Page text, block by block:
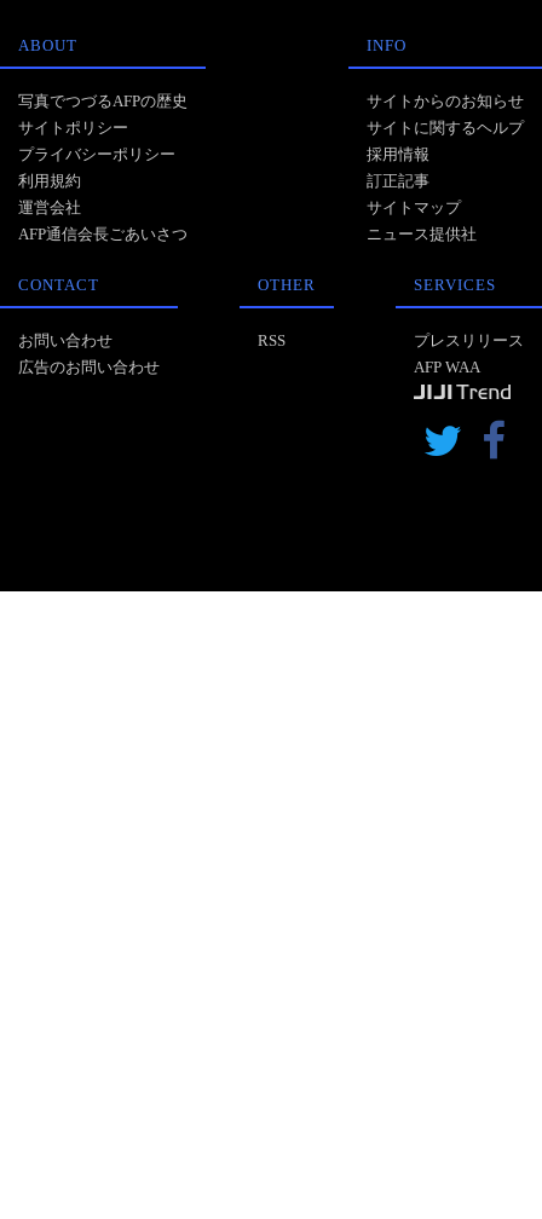
ABOUT
写真でつづるAFPの歴史
サイトポリシー
プライバシーポリシー
利用規約
運営会社
AFP通信会長ごあいさつ
INFO
サイトからのお知らせ
サイトに関するヘルプ
採用情報
訂正記事
サイトマップ
ニュース提供社
CONTACT
お問い合わせ
広告のお問い合わせ
OTHER
RSS
SERVICES
プレスリリース
AFP WAA